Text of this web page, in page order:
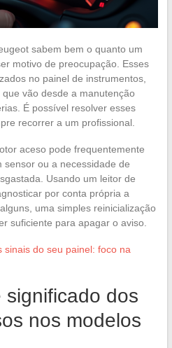
sabem bem o quanto um
motivo de preocupação. Esses
no painel de instrumentos,
vão desde a manutenção
É possível resolver esses
recorrer a um profissional.
aceso pode frequentemente
sensor ou a necessidade de
Usando um leitor de
por conta própria a
uma simples reinicialização
suficiente para apagar o aviso.
sinais do seu painel: foco na
significado dos
nos modelos